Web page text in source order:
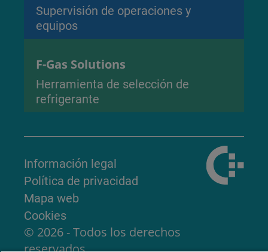
Supervisión de operaciones y
equipos
F-Gas Solutions
Herramienta de selección de
refrigerante
Información legal
Política de privacidad
Mapa web
Cookies
© 2026 - Todos los derechos